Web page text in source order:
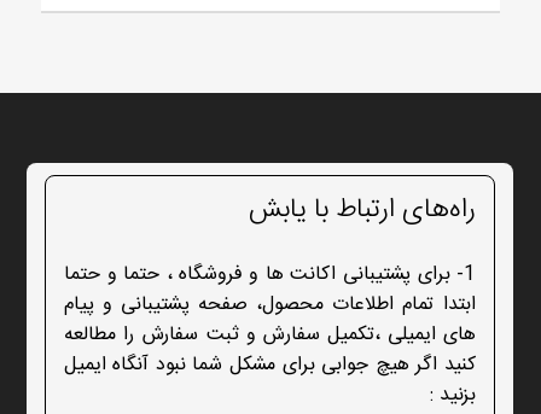
راه‌های ارتباط با یابش
1- برای پشتیبانی اکانت ها و فروشگاه ، حتما و حتما
ابتدا تمام اطلاعات محصول، صفحه پشتیبانی و پیام
های ایمیلی ،تکمیل سفارش و ثبت سفارش را مطالعه
کنید اگر هیچ جوابی برای مشکل شما نبود آنگاه ایمیل
بزنید :